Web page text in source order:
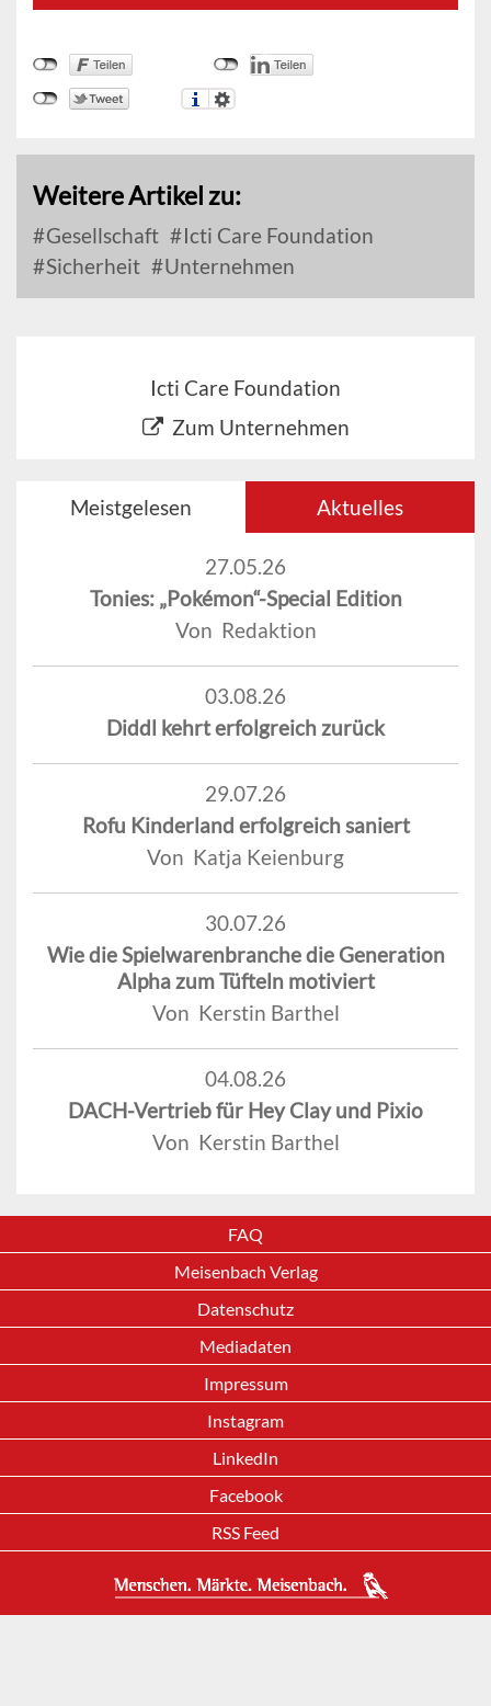
Weitere Artikel zu:
Gesellschaft
Icti Care Foundation
Sicherheit
Unternehmen
Icti Care Foundation
Zum Unternehmen
Meistgelesen Aktuelles
27.05.26
Tonies: „Pokémon“-Special Edition
Von Redaktion
03.08.26
Diddl kehrt erfolgreich zurück
29.07.26
Rofu Kinderland erfolgreich saniert
Von Katja Keienburg
30.07.26
Wie die Spielwarenbranche die Generation
Alpha zum Tüfteln motiviert
Von Kerstin Barthel
04.08.26
DACH-Vertrieb für Hey Clay und Pixio
Von Kerstin Barthel
FAQ
Meisenbach Verlag
Datenschutz
Mediadaten
Impressum
Instagram
LinkedIn
Facebook
RSS Feed